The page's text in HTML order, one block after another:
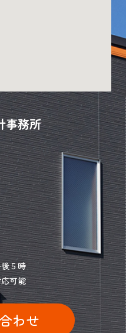
事務所
５時
可能
わせ